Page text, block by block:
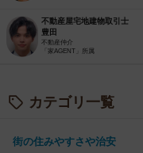
不動産屋宅地建物取引士
豊田
不動産仲介
「家AGENT」所属
カテゴリ一覧
街の住みやすさや治安